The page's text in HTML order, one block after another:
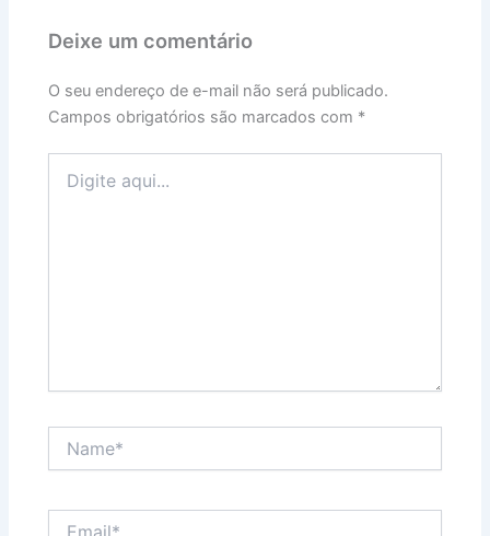
Deixe um comentário
O seu endereço de e-mail não será publicado.
Campos obrigatórios são marcados com *
aqui...